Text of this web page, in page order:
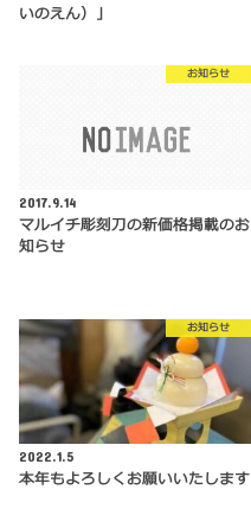
いのえん）」
お知らせ
2017.9.14
マルイチ彫刻刀の新価格掲載のお
知らせ
お知らせ
2022.1.5
本年もよろしくお願いいたします